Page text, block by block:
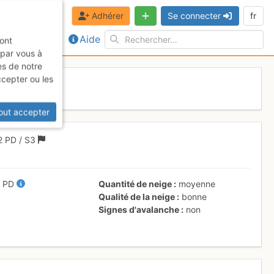
Aide
Adhérer Se connecter fr
PD / S3
PD Quantité de neige
moyenne
Qualité de la neige
bonne
Signes d'avalanche
non
vous à
de notre
ou les
accepter